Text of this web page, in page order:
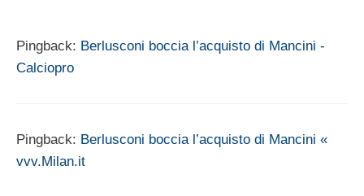
Pingback: Berlusconi boccia l’acquisto di Mancini -
Calciopro
Pingback: Berlusconi boccia l’acquisto di Mancini «
vvv.Milan.it